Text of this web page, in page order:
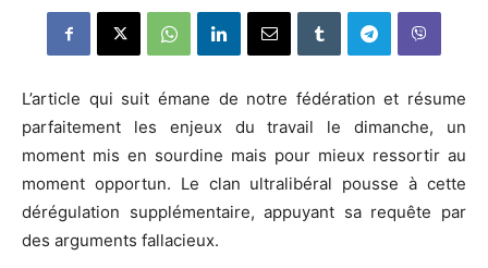
L’article qui suit émane de notre fédération et résume
parfaitement les enjeux du travail le dimanche, un
moment mis en sourdine mais pour mieux ressortir au
moment opportun. Le clan ultralibéral pousse à cette
dérégulation supplémentaire, appuyant sa requête par
des arguments fallacieux.